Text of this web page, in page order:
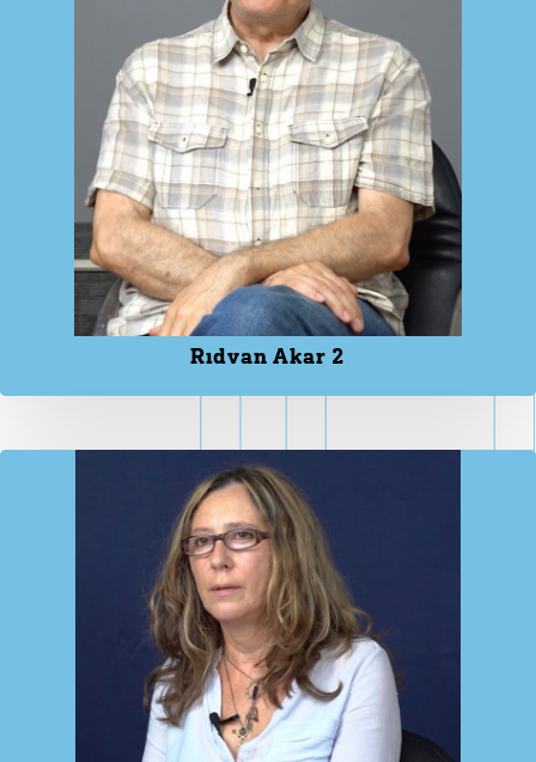
Rıdvan Akar 2